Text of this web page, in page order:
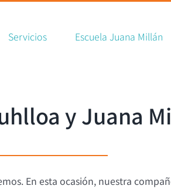
Servicios Escuela Juana Millán
y Juana
En esta ocasión, nuestra